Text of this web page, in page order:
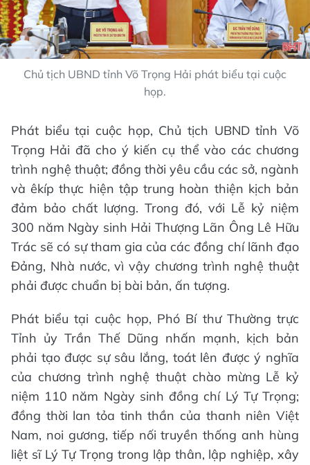
Chủ tịch UBND tỉnh Võ Trọng Hải phát biểu tại cuộc
họp.
Phát biểu tại cuộc họp, Chủ tịch UBND tỉnh Võ
Trọng Hải đã cho ý kiến cụ thể vào các chương
trình nghệ thuật; đồng thời yêu cầu các sở, ngành
và êkíp thực hiện tập trung hoàn thiện kịch bản
đảm bảo chất lượng. Trong đó, với Lễ kỷ niệm
300 năm Ngày sinh Hải Thượng Lãn Ông Lê Hữu
Trác sẽ có sự tham gia của các đồng chí lãnh đạo
Đảng, Nhà nước, vì vậy chương trình nghệ thuật
phải được chuẩn bị bài bản, ấn tượng.
Phát biểu tại cuộc họp, Phó Bí thư Thường trực
Tỉnh ủy Trần Thế Dũng nhấn mạnh, kịch bản
phải tạo được sự sâu lắng, toát lên được ý nghĩa
của chương trình nghệ thuật chào mừng Lễ kỷ
niệm 110 năm Ngày sinh đồng chí Lý Tự Trọng;
đồng thời lan tỏa tinh thần của thanh niên Việt
Nam, noi gương, tiếp nối truyền thống anh hùng
liệt sĩ Lý Tự Trọng trong lập thân, lập nghiệp, xây